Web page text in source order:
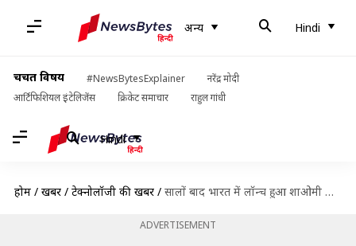
अन्य Hindi
चर्चित विषय #NewsBytesExplainer
नरेंद्र मोदी
आर्टिफिशियल इंटेलिजेंस
क्रिकेट समाचार राहुल गांधी
Hindi
होम / खबरें / टेक्नोलॉजी की खबरें / सालों बाद भारत में लॉन्च हुआ शाओमी का टैबलेट, जानिए कीमत और फीचर्स
ADVERTISEMENT